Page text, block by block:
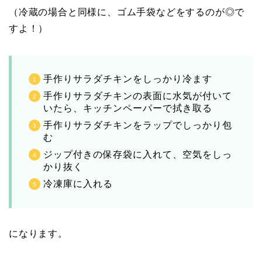
（冷蔵の場合と同様に、ゴム手袋などをするのが◎で
すよ！）
手作りサラダチキンをしっかり冷ます
手作りサラダチキンの表面に水気が付いて
いたら、キッチンペーパーで拭き取る
手作りサラダチキンをラップでしっかり包
む
ジップ付きの保存袋に入れて、空気をしっ
かり抜く
冷凍庫に入れる
になります。